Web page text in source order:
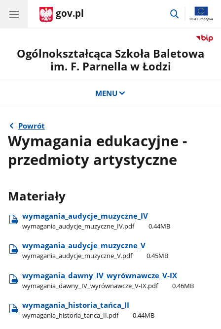
gov.pl
przejdź
Ogólnokształcąca Szkoła Baletowa
im. F. Parnella w Łodzi
MENU
Powrót
Wymagania edukacyjne -
przedmioty artystyczne
Materiały
wymagania​_audycje​_muzyczne​_IV
wymagania​_audycje​_muzyczne​_IV.pdf 0.44MB
wymagania​_audycje​_muzyczne​_V
wymagania​_audycje​_muzyczne​_V.pdf 0.45MB
wymagania​_dawny​_IV​_wyrównawcze​_V-IX
wymagania​_dawny​_IV​_wyrównawcze​_V-IX.pdf 0.46MB
wymagania​_historia​_tańca​_II
wymagania​_historia​_tanca​_II.pdf 0.44MB